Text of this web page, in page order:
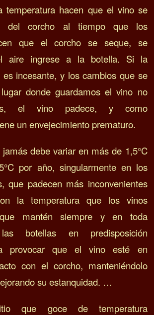
temperatura hacen que el vino se
del corcho al tiempo que los
que el corcho se seque, se
aire ingrese a la botella. Si la
incesante, y los cambios que se
donde guardamos el vino no
el vino padece, y como
un envejecimiento prematuro.
debe variar en más de 1,5°C
por año, singularmente en los
que padecen más inconvenientes
la temperatura que los vinos
mantén siempre y en toda
las botellas en predisposición
provocar que el vino esté en
con el corcho, manteniéndolo
su estanquidad. …
que goce de temperatura